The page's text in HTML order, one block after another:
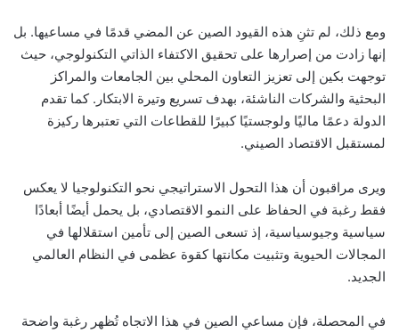
ومع ذلك، لم تثنِ هذه القيود الصين عن المضي قدمًا في مساعيها. بل
إنها زادت من إصرارها على تحقيق الاكتفاء الذاتي التكنولوجي، حيث
توجهت بكين إلى تعزيز التعاون المحلي بين الجامعات والمراكز
البحثية والشركات الناشئة، بهدف تسريع وتيرة الابتكار. كما تقدم
الدولة دعمًا ماليًا ولوجستيًا كبيرًا للقطاعات التي تعتبرها ركيزة
لمستقبل الاقتصاد الصيني.
ويرى مراقبون أن هذا التحول الاستراتيجي نحو التكنولوجيا لا يعكس
فقط رغبة في الحفاظ على النمو الاقتصادي، بل يحمل أيضًا أبعادًا
سياسية وجيوسياسية، إذ تسعى الصين إلى تأمين استقلالها في
المجالات الحيوية وتثبيت مكانتها كقوة عظمى في النظام العالمي
الجديد.
في المحصلة، فإن مساعي الصين في هذا الاتجاه تُظهر رغبة واضحة